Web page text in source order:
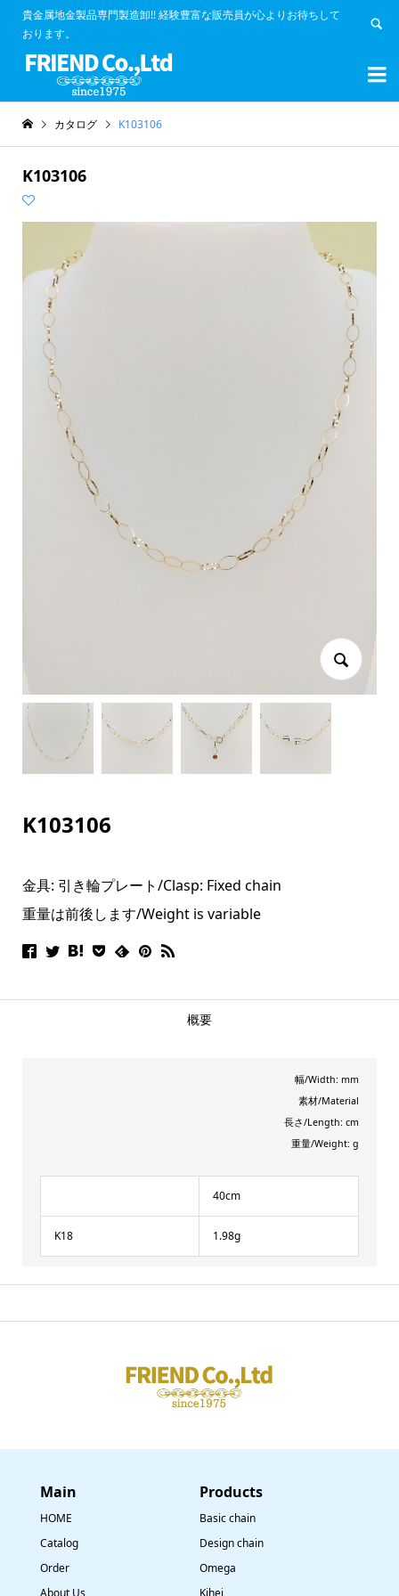
貴金属地金製品専門製造卸!! 経験豊富な販売員が心よりお待ちして
おります。


カタログ K103106
K103106
K103106
金具: 引き輪プレート/Clasp: Fixed chain
重量は前後します/Weight is variable
概要
幅/Width: mm
素材/Material
長さ/Length: cm
重量/Weight: g
40cm
K18 1.98g
Main
HOME
Catalog
Order
​Products
Basic chain
Design chain
Omega